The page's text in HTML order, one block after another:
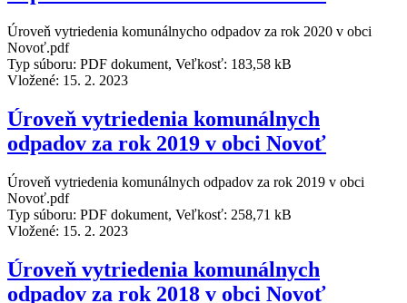
Úroveň vytriedenia komunálnycho odpadov za rok 2020 v obci
Novoť.pdf
Typ súboru: PDF dokument, Veľkosť: 183,58 kB
Vložené: 15. 2. 2023
Úroveň vytriedenia komunálnych
odpadov za rok 2019 v obci Novoť
Úroveň vytriedenia komunálnych odpadov za rok 2019 v obci
Novoť.pdf
Typ súboru: PDF dokument, Veľkosť: 258,71 kB
Vložené: 15. 2. 2023
Úroveň vytriedenia komunálnych
odpadov za rok 2018 v obci Novoť